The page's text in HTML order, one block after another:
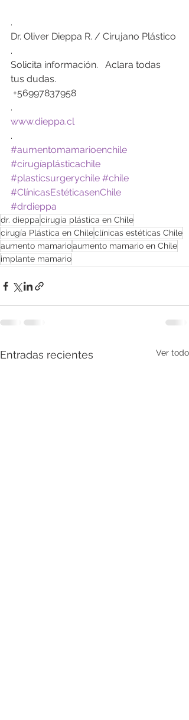
.
Dr. Oliver Dieppa R. / Cirujano Plástico
.
Solicita información.   Aclara todas
tus dudas.
+56997837958
.
www.dieppa.cl
.
#aumentomamarioenchile
#cirugíaplásticachile
#plasticsurgerychile #chile
#ClínicasEstéticasenChile
#drdieppa
dr. dieppacirugía plástica en Chile
cirugía Plástica en Chileclínicas estéticas Chile
aumento mamarioaumento mamario en Chile
implante mamario
Entradas recientes Ver todo